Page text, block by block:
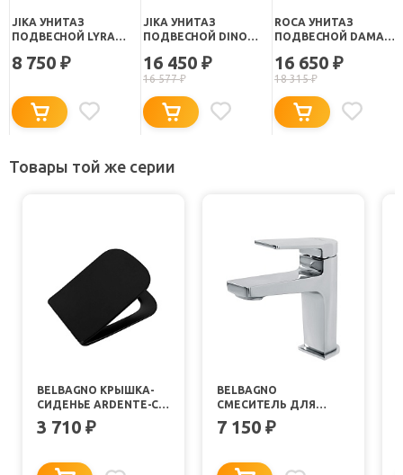
JIKA УНИТАЗ
ПОДВЕСНОЙ LYRA
8 750 ₽
JIKA УНИТАЗ
ПОДВЕСНОЙ DINO
16 450 ₽
16 577₽
ROCA УНИТАЗ
ПОДВЕСНОЙ DAMA
16 650 ₽
18 315₽
Товары той же серии
BELBAGNO КРЫШКА-
СИДЕНЬЕ ARDENTE-С
BB3202SC-MB С
МЕТАЛЛИЧЕСКИМ
3 710 ₽
BELBAGNO
СМЕСИТЕЛЬ ДЛЯ
РАКОВИНЫ ARDENTE
ARDENTE-LVM-CRM-W0
7 150 ₽